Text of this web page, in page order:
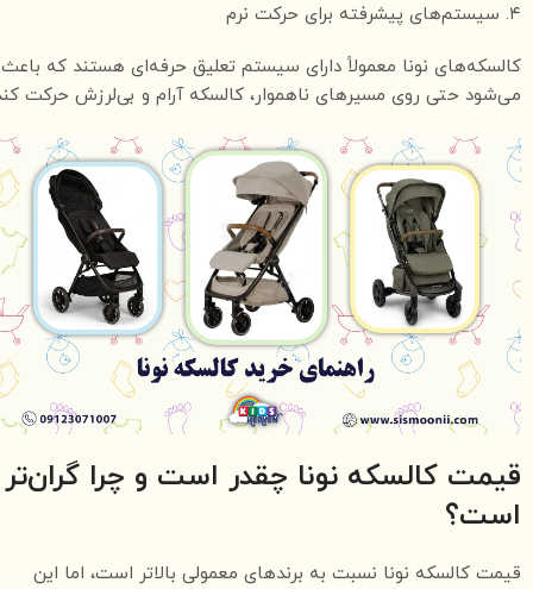
۴. سیستم‌های پیشرفته برای حرکت نرم
کالسکه‌های نونا معمولاً دارای سیستم تعلیق حرفه‌ای هستند که باعث
می‌شود حتی روی مسیرهای ناهموار، کالسکه آرام و بی‌لرزش حرکت
قیمت کالسکه نونا چقدر است و چرا گران‌تر
است؟
قیمت کالسکه نونا نسبت به برندهای معمولی بالاتر است، اما این